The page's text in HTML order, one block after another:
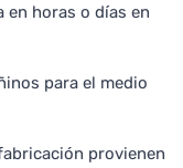
en horas o días en
para el medio
provienen